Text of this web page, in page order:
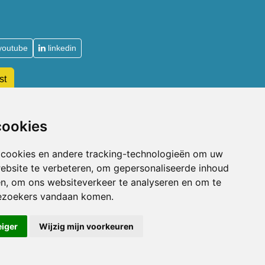
en andere tracking-technologieën om uw
te verbeteren, om gepersonaliseerde inhoud
om ons websiteverkeer te analyseren en om te
vandaan komen.
Wijzig mijn voorkeuren
linkedin
Soorten lidmaatschap NVA
Toelatingsvoorwaarden
Aanmelden voor lidmaatschap
Beroepsaansprakelijkheidsverzekering